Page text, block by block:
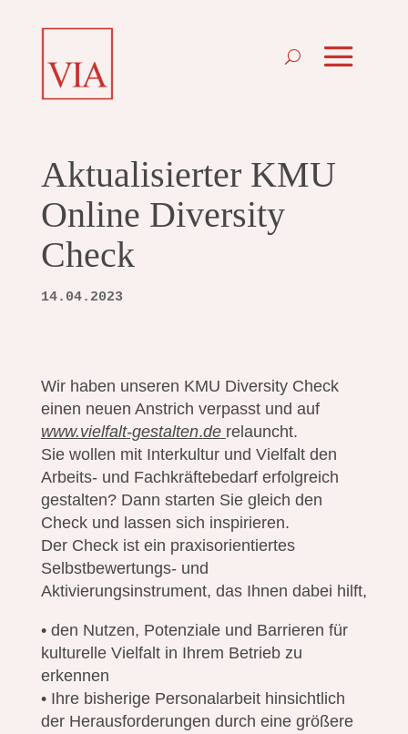
Aktualisierter KMU
Online Diversity
Check
14.04.2023
Wir haben unseren KMU Diversity Check
einen neuen Anstrich verpasst und auf
www.vielfalt-gestalten.de relauncht.
Sie wollen mit Interkultur und Vielfalt den
Arbeits- und Fachkräftebedarf erfolgreich
gestalten? Dann starten Sie gleich den
Check und lassen sich inspirieren.
Der Check ist ein praxisorientiertes
Selbstbewertungs- und
Aktivierungsinstrument, das Ihnen dabei hilft,
• den Nutzen, Potenziale und Barrieren für
kulturelle Vielfalt in Ihrem Betrieb zu
erkennen
• Ihre bisherige Personalarbeit hinsichtlich
der Herausforderungen durch eine größere